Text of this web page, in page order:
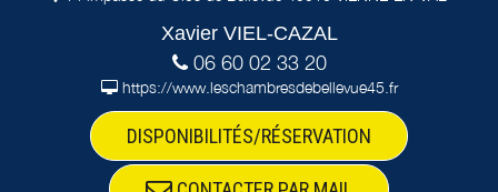
Xavier VIEL-CAZAL
06 60 02 33 20
https://www.leschambresdebellevue45.fr
DISPONIBILITÉS/RÉSERVATION